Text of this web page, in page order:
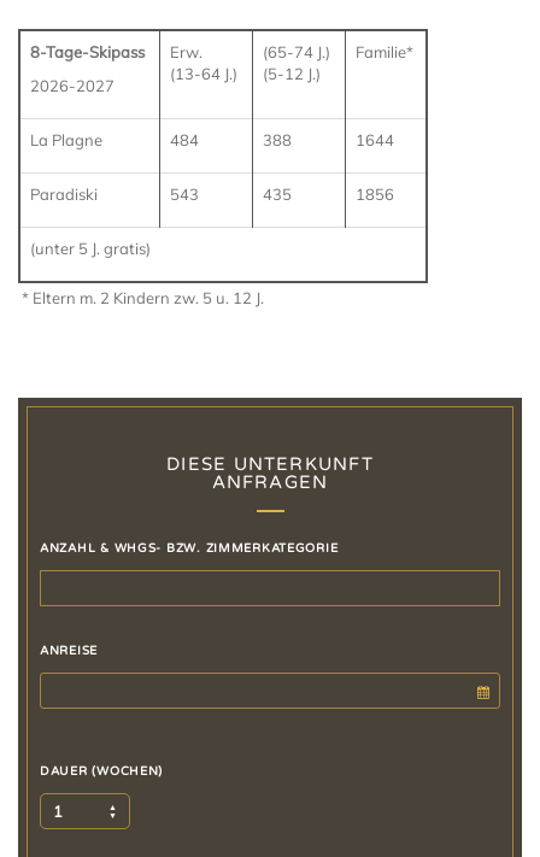
8-Tage-Skipass
2026-2027
Erw.
(13-64 J.)
(65-74 J.)
(5-12 J.)
Familie*
La Plagne 484 388 1644
Paradiski 543 435 1856
(unter 5 J. gratis)
* Eltern m. 2 Kindern zw. 5 u. 12 J.
DIESE UNTERKUNFT
ANFRAGEN
ANZAHL & WHGS- BZW. ZIMMERKATEGORIE
ANREISE
DAUER (WOCHEN)
1